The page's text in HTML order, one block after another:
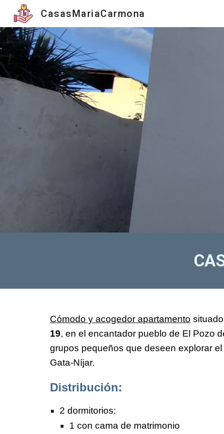
CasasMariaCarmona
Cómodo y acogedor apartamento
19, en el encantador pueblo de El Pozo
grupos pequeños que deseen explorar
Gata-Níjar.
Distribución:
2 dormitorios:
1 con cama de matrimonio